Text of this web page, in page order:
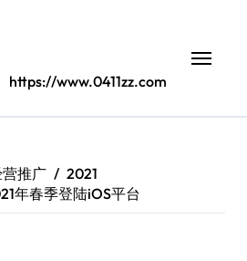
https://www.0411zz.com
推广
2021
年春季登陆iOS平台